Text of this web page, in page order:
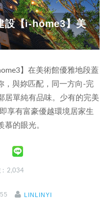
設【i-home3】美
】在美術館優雅地段蓋
，與妳匹配，同一方向-完
居單純有品味。少有的完美
享有富豪優越環境居家生
慕的眼光。
: 2,034
LINLINYI